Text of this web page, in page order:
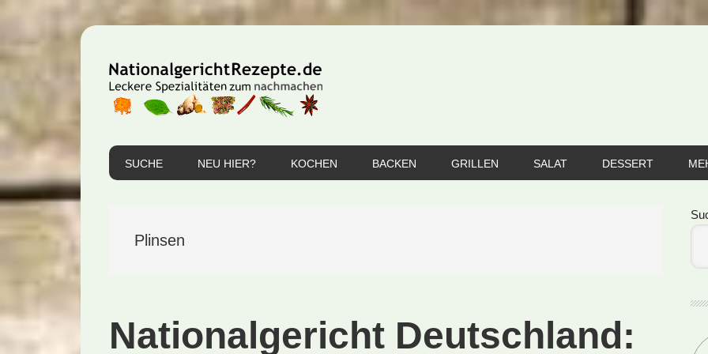
Hauptnavigation
springen
springen
Seitenspalte
springen
SUCHE NEU HIER? KOCHEN BACKEN GRILLEN SALAT DESSERT
Plinsen
Nationalgericht Deutschland: